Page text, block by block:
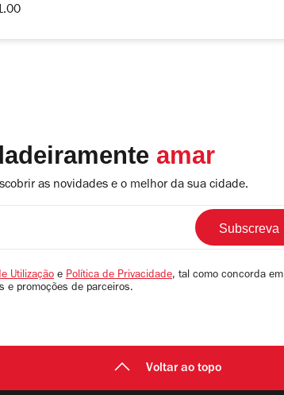
amar
as novidades e o melhor da sua cidade.
Utilização e Política de Privacidade, tal como concorda em
e promoções de parceiros.
Voltar ao topo